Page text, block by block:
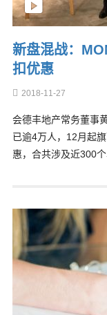
新盘混战：
扣优惠
2018-11-27
会德丰地产常务董事
已逾4万人，12月起
惠，合共涉及近300